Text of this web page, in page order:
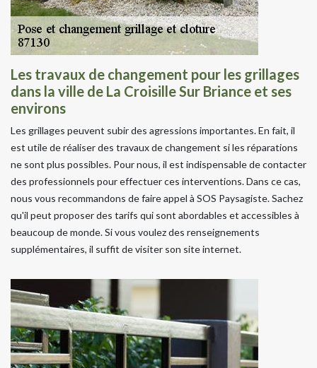
Les travaux de changement pour les grillages
dans la ville de La Croisille Sur Briance et ses
environs
Les grillages peuvent subir des agressions importantes. En fait, il
est utile de réaliser des travaux de changement si les réparations
ne sont plus possibles. Pour nous, il est indispensable de contacter
des professionnels pour effectuer ces interventions. Dans ce cas,
nous vous recommandons de faire appel à SOS Paysagiste. Sachez
qu'il peut proposer des tarifs qui sont abordables et accessibles à
beaucoup de monde. Si vous voulez des renseignements
supplémentaires, il suffit de visiter son site internet.